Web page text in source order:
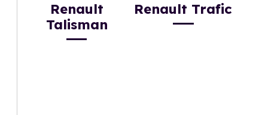
Renault
Talisman
Renault Trafic